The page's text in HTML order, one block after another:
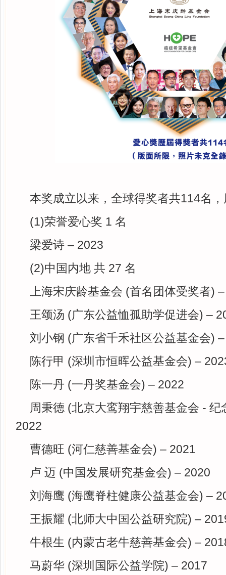
本奖成立以来，全球得奖者共114名
(1)荣誉爱心奖 1 名
梁爱诗 – 2023
(2)中国内地 共 27 名
上海宋庆龄基金会 (首名团体受奖者)
王颂汤 (广东公益恤孤助学促进会) –
刘小钢 (广东省千禾社区公益基金会)
陈行甲 (深圳市恒晖公益基金会) –
陈一丹 (一丹奖基金会) – 2022
周秉德 (北京大鸾翔宇慈善基金会 - 纪
2022
曹德旺 (河仁慈善基金会) – 2021
卢 迈 (中国发展研究基金会) – 2020
刘海鹰 (海鹰脊柱健康公益基金会) –
王振耀 (北师大中国公益研究院) –
牛根生 (内蒙古老牛慈善基金会) –
马蔚华 (深圳国际公益学院) – 2017